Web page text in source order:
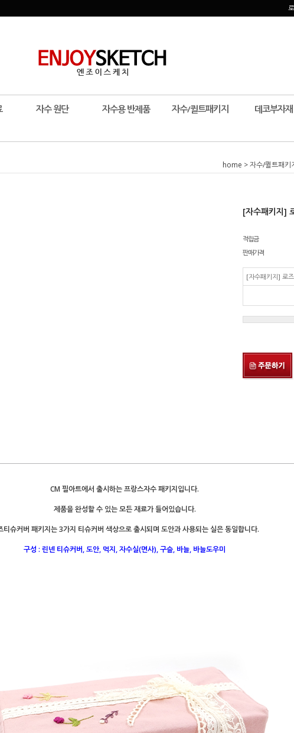
자수 원단 자수용 반제품 자수/퀼트패키지 데코부자재
home >자수/퀼트패키
[자수패키지]
적립금
판매가격
[자수패키지] 로
CM 필아트에서 출시하는 프랑스자수 패키지입니다.
제품을 완성할 수 있는 모든 재료가 들어있습니다.
티슈커버 패키지는 3가지 티슈커버 색상으로 출시되며 도안과 사용되는 실은 동일합니다.
구성 : 린넨 티슈커버, 도안, 먹지, 자수실(면사), 구슬, 바늘, 바늘도우미